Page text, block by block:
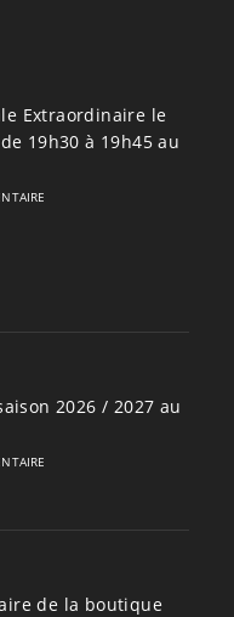
Extraordinaire le
19h30 à 19h45 au
2026 / 2027 au
de la boutique